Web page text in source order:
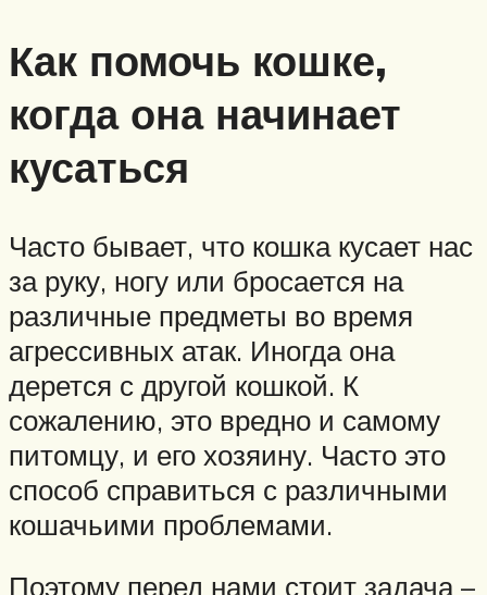
Как помочь кошке,
когда она начинает
кусаться
Часто бывает, что кошка кусает нас
за руку, ногу или бросается на
различные предметы во время
агрессивных атак. Иногда она
дерется с другой кошкой. К
сожалению, это вредно и самому
питомцу, и его хозяину. Часто это
способ справиться с различными
кошачьими проблемами.
Поэтому перед нами стоит задача –